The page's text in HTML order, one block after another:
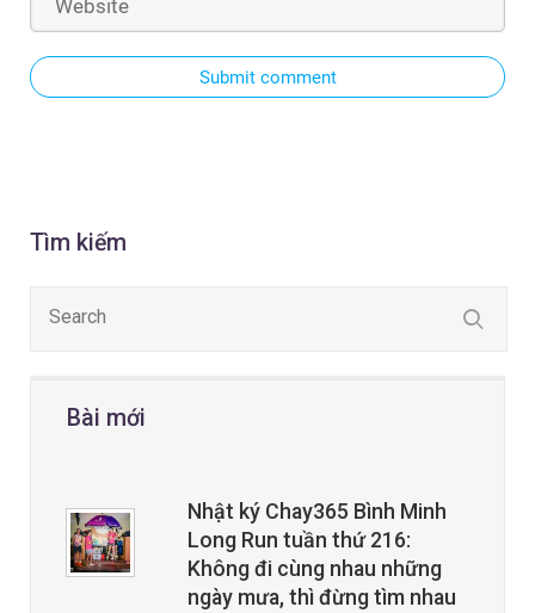
Tìm kiếm
Bài mới
Nhật ký Chay365 Bình Minh
Long Run tuần thứ 216:
Không đi cùng nhau những
ngày mưa, thì đừng tìm nhau
Submit comment